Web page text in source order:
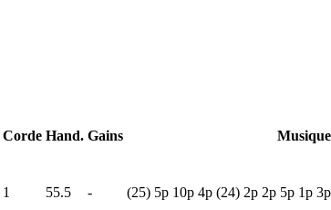
Corde Hand. Gains Musique
1 55.5 - (25) 5p 10p 4p (24) 2p 2p 5p 1p 3p